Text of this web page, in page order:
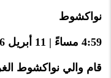
نواكشوط
4:59 مساءً | 11 أبريل 2026
قام والي نواكشوط